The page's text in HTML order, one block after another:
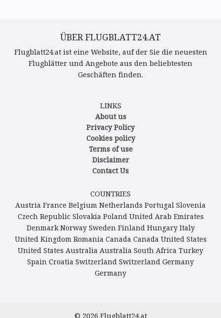
ÜBER FLUGBLATT24.AT
Flugblatt24.at ist eine Website, auf der Sie die neuesten
Flugblätter und Angebote aus den beliebtesten
Geschäften finden.
LINKS
About us
Privacy Policy
Cookies policy
Terms of use
Disclaimer
Contact Us
COUNTRIES
Austria France Belgium Netherlands Portugal Slovenia
Czech Republic Slovakia Poland United Arab Emirates
Denmark Norway Sweden Finland Hungary Italy
United Kingdom Romania Canada Canada United States
United States Australia Australia South Africa Turkey
Spain Croatia Switzerland Switzerland Germany
Germany
© 2026 Flugblatt24.at